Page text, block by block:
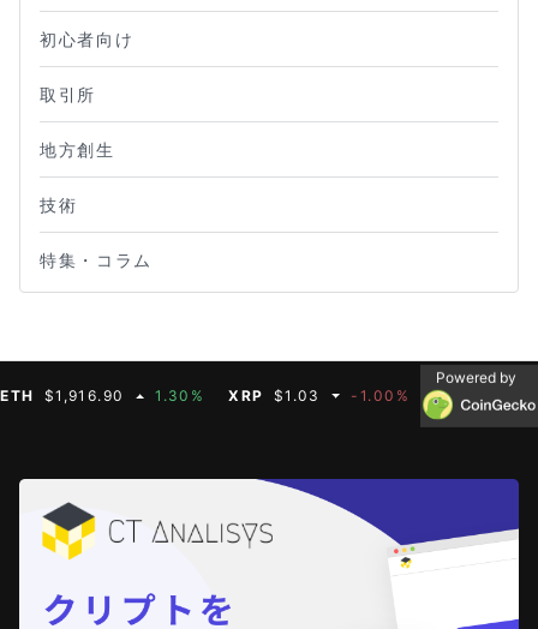
初心者向け
取引所
地方創生
技術
特集・コラム
$1,916.90 1.30% XRP $1.03 -1.00% BNB $590.75
Powered by